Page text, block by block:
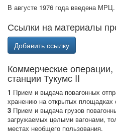
В августе 1976 года введена МРЦ.
Ссылки на материалы
Добавить ссылку
Коммерческие
станции Тукумс II
1 Прием и выдача повагонных
хранению на открытых площадках
3 Прием и выдача грузов
загружаемых целыми вагонами,
местах необщего пользования.